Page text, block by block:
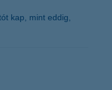
kap, mint eddig,